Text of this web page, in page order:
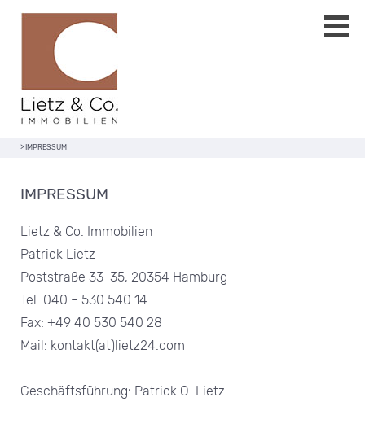
> IMPRESSUM
IMPRESSUM
Lietz & Co. Immobilien
Patrick Lietz
Poststraße 33-35, 20354 Hamburg
Tel. 040 – 530 540 14
Fax: +49 40 530 540 28
Mail: kontakt(at)lietz24.com
Geschäftsführung: Patrick O. Lietz